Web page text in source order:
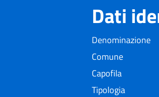
Dati
Denominazione
Comune
Capofila
Tipologia